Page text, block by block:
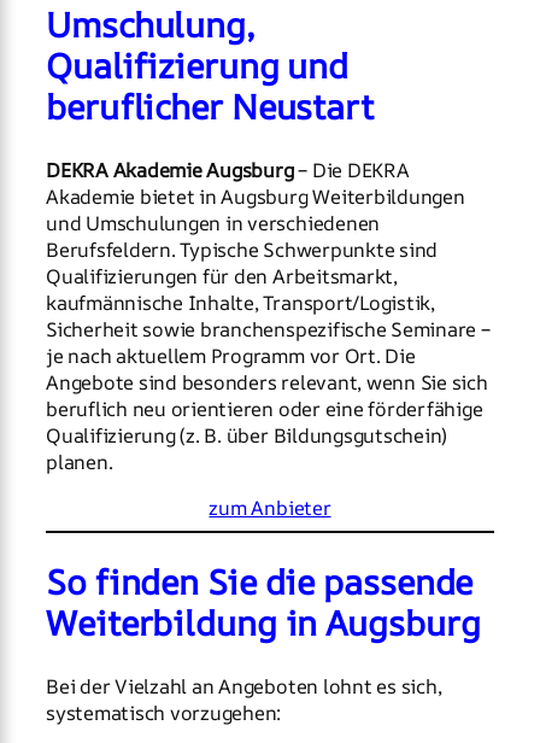
Umschulung,
Qualifizierung und
beruflicher Neustart
DEKRA Akademie Augsburg– Die DEKRA
Akademie bietet in Augsburg Weiterbildungen
und Umschulungen in verschiedenen
Berufsfeldern. Typische Schwerpunkte sind
Qualifizierungen für den Arbeitsmarkt,
kaufmännische Inhalte, Transport/Logistik,
Sicherheit sowie branchenspezifische Seminare –
je nach aktuellem Programm vor Ort. Die
Angebote sind besonders relevant, wenn Sie sich
beruflich neu orientieren oder eine förderfähige
Qualifizierung (z. B. über Bildungsgutschein)
planen.
zum Anbieter
So finden Sie die passende
Weiterbildung in Augsburg
Bei der Vielzahl an Angeboten lohnt es sich,
systematisch vorzugehen: